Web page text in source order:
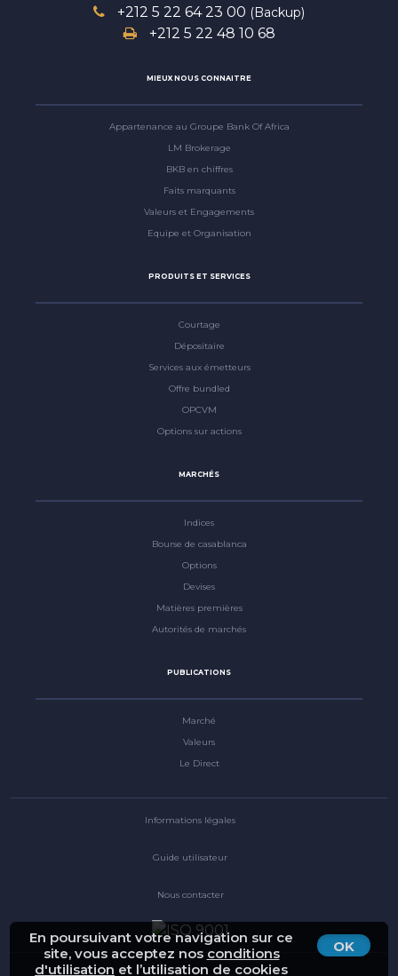
OK
En poursuivant votre navigation sur ce
site, vous acceptez nos conditions
d'utilisation et l’utilisation de cookies
+212 5 22 64 23 00 (Backup)
+212 5 22 48 10 68
MIEUX NOUS CONNAITRE
Appartenance au Groupe Bank Of Africa
LM Brokerage
BKB en chiffres
Faits marquants
Valeurs et Engagements
Equipe et Organisation
PRODUITS ET SERVICES
Courtage
Dépositaire
Services aux émetteurs
Offre bundled
OPCVM
Options sur actions
MARCHÉS
Indices
Bourse de casablanca
Options
Devises
Matières premières
Autorités de marchés
PUBLICATIONS
Marché
Valeurs
Le Direct
Informations légales
Guide utilisateur
Nous contacter